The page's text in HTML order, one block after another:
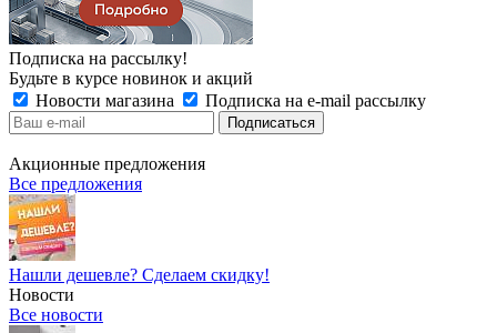
Подписка на рассылку!
Будьте в курсе новинок и акций
Новости магазина
Подписка на e-mail рассылку
Акционные предложения
Все предложения
Нашли дешевле? Сделаем скидку!
Новости
Все новости